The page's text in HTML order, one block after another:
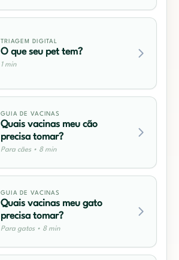
TRIAGEM DIGITAL
O que seu pet tem?
1 min
GUIA DE VACINAS
Quais vacinas meu cão
precisa tomar?
Para cães • 8 min
GUIA DE VACINAS
Quais vacinas meu gato
precisa tomar?
Para gatos • 8 min